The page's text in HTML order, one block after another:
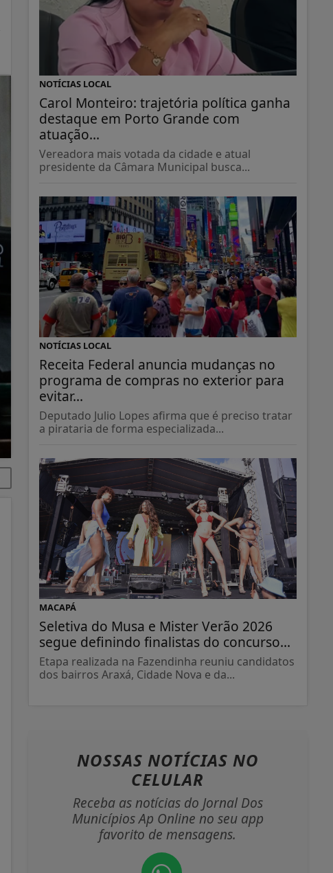
NOTÍCIAS LOCAL
Carol Monteiro: trajetória política ganha
destaque em Porto Grande com
atuação...
Vereadora mais votada da cidade e atual
presidente da Câmara Municipal busca...
NOTÍCIAS LOCAL
Receita Federal anuncia mudanças no
programa de compras no exterior para
evitar...
Deputado Julio Lopes afirma que é preciso tratar
a pirataria de forma especializada...
MACAPÁ
Seletiva do Musa e Mister Verão 2026
segue definindo finalistas do concurso...
Etapa realizada na Fazendinha reuniu candidatos
dos bairros Araxá, Cidade Nova e da...
NOSSAS NOTÍCIAS NO
CELULAR
Receba as notícias do Jornal Dos
Municípios Ap Online no seu app
favorito de mensagens.